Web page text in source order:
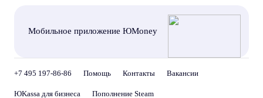
Мобильное приложение ЮMoney
+7 495 197-86-86 Помощь Контакты Вакансии
ЮKassa для бизнеса Пополнение Steam